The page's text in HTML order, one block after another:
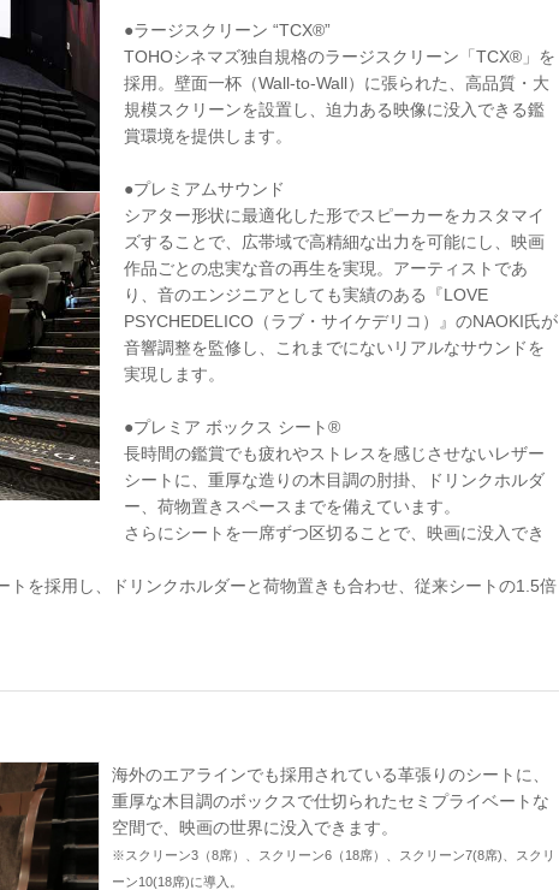
●ラージスクリーン “TCX®”
TOHOシネマズ独自規格のラージスクリーン「TCX®」を
採用。壁面一杯（Wall-to-Wall）に張られた、高品質・大
規模スクリーンを設置し、迫力ある映像に没入できる鑑
賞環境を提供します。
●プレミアムサウンド
シアター形状に最適化した形でスピーカーをカスタマイ
ズすることで、広帯域で高精細な出力を可能にし、映画
作品ごとの忠実な音の再生を実現。アーティストであ
り、音のエンジニアとしても実績のある『LOVE
PSYCHEDELICO（ラブ・サイケデリコ）』のNAOKI氏が
音響調整を監修し、これまでにないリアルなサウンドを
実現します。
●プレミア ボックス シート®
長時間の鑑賞でも疲れやストレスを感じさせないレザー
シートに、重厚な造りの木目調の肘掛、ドリンクホルダ
ー、荷物置きスペースまでを備えています。
さらにシートを一席ずつ区切ることで、映画に没入でき
を採用し、ドリンクホルダーと荷物置きも合わせ、従来シートの1.5倍
海外のエアラインでも採用されている革張りのシートに、
重厚な木目調のボックスで仕切られたセミプライベートな
空間で、映画の世界に没入できます。
※スクリーン3（8席）、スクリーン6（18席）、スクリーン7(8席)、スクリ
ーン10(18席)に導入。